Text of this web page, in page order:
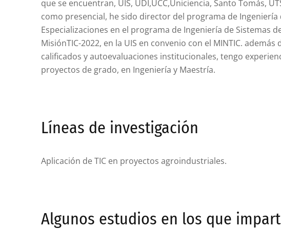
que se encuentran, UIS, UDI,UCC,Uniciencia, Santo Tomás,
como presencial, he sido director del programa de
Especializaciones en el programa de Ingeniería de Sistemas
MisiónTIC-2022, en la UIS en convenio con el MINTIC.
calificados y autoevaluaciones institucionales, tengo
proyectos de grado, en Ingeniería y Maestría.
Líneas de investigación
Aplicación de TIC en proyectos agroindustriales.
Algunos estudios en los que